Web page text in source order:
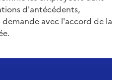
d'antécédents,
avec l'accord de la